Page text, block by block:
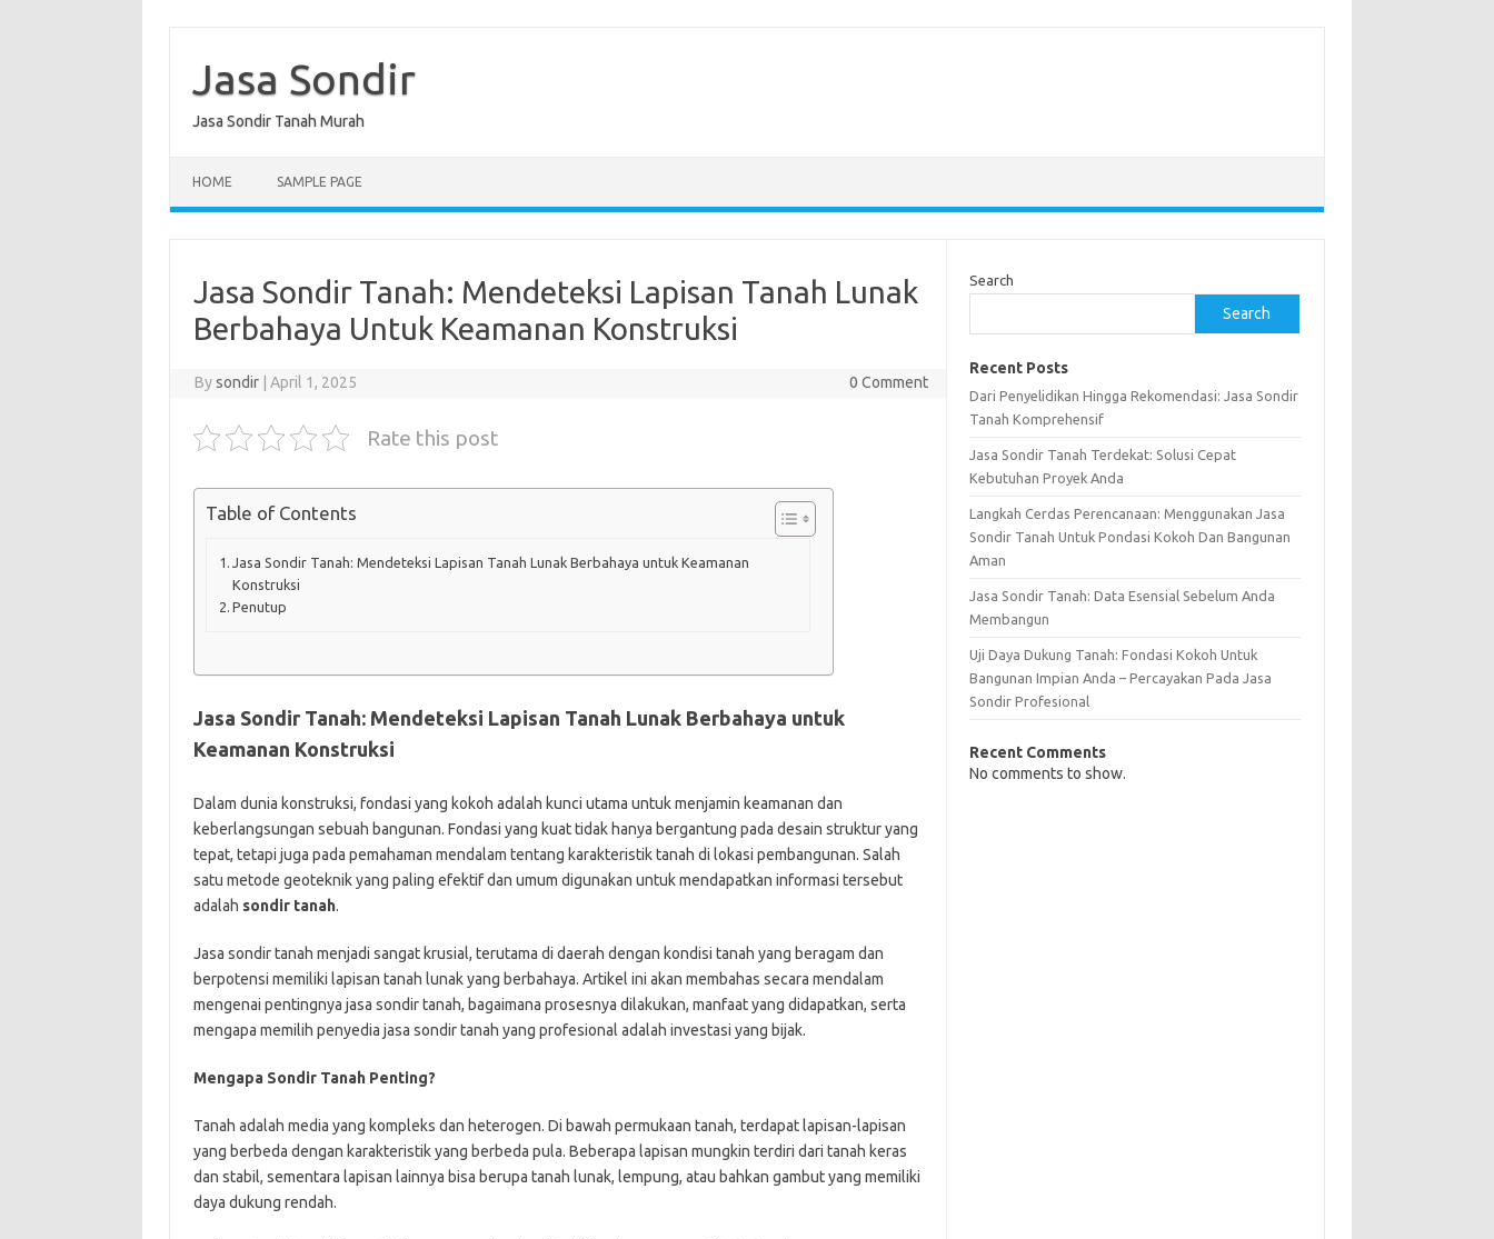
content
Jasa Sondir
Jasa Sondir Tanah Murah
HOME SAMPLE PAGE
Jasa Sondir Tanah: Mendeteksi Lapisan Tanah Lunak
Berbahaya Untuk Keamanan Konstruksi
Bysondir April 1, 2025 0 Comment
Rate this post
Table of Contents
Jasa Sondir Tanah: Mendeteksi Lapisan Tanah Lunak Berbahaya untuk Keamanan
Konstruksi
Penutup
Jasa Sondir Tanah: Mendeteksi Lapisan Tanah Lunak Berbahaya untuk
Keamanan Konstruksi
Dalam dunia konstruksi, fondasi yang kokoh adalah kunci utama untuk menjamin keamanan dan
keberlangsungan sebuah bangunan. Fondasi yang kuat tidak hanya bergantung pada desain struktur yang
tepat, tetapi juga pada pemahaman mendalam tentang karakteristik tanah di lokasi pembangunan. Salah
satu metode geoteknik yang paling efektif dan umum digunakan untuk mendapatkan informasi tersebut
adalah sondir tanah.
Jasa sondir tanah menjadi sangat krusial, terutama di daerah dengan kondisi tanah yang beragam dan
berpotensi memiliki lapisan tanah lunak yang berbahaya. Artikel ini akan membahas secara mendalam
mengenai pentingnya jasa sondir tanah, bagaimana prosesnya dilakukan, manfaat yang didapatkan, serta
mengapa memilih penyedia jasa sondir tanah yang profesional adalah investasi yang bijak.
Mengapa Sondir Tanah Penting?
Tanah adalah media yang kompleks dan heterogen. Di bawah permukaan tanah, terdapat lapisan-lapisan
yang berbeda dengan karakteristik yang berbeda pula. Beberapa lapisan mungkin terdiri dari tanah keras
dan stabil, sementara lapisan lainnya bisa berupa tanah lunak, lempung, atau bahkan gambut yang memiliki
daya dukung rendah.
Search
Search
Recent Posts
Dari Penyelidikan Hingga Rekomendasi: Jasa Sondir
Tanah Komprehensif
Jasa Sondir Tanah Terdekat: Solusi Cepat
Kebutuhan Proyek Anda
Langkah Cerdas Perencanaan: Menggunakan Jasa
Sondir Tanah Untuk Pondasi Kokoh Dan Bangunan
Aman
Jasa Sondir Tanah: Data Esensial Sebelum Anda
Membangun
Uji Daya Dukung Tanah: Fondasi Kokoh Untuk
Bangunan Impian Anda – Percayakan Pada Jasa
Sondir Profesional
Recent Comments
No comments to show.